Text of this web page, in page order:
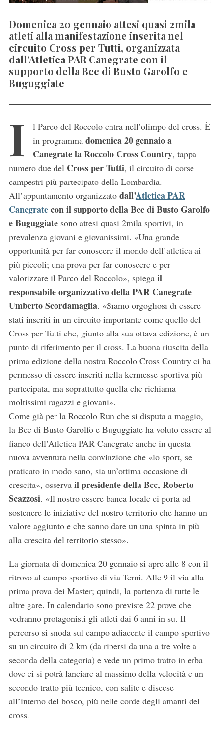
Domenica 20 gennaio attesi quasi 2mila
atleti alla manifestazione inserita nel
circuito Cross per Tutti, organizzata
dall’Atletica PAR Canegrate con il
supporto della Bcc di Busto Garolfo e
Buguggiate
I
l Parco del Roccolo entra nell’olimpo del cross. È
in programma domenica 20 gennaio a
Canegrate la Roccolo Cross Country, tappa
numero due del Cross per Tutti, il circuito di corse
campestri più partecipato della Lombardia.
All’appuntamento organizzato dall’Atletica PAR
Canegratecon il supporto della Bcc di Busto Garolfo
e Buguggiatesono attesi quasi 2mila sportivi, in
prevalenza giovani e giovanissimi. «Una grande
opportunità per far conoscere il mondo dell’atletica ai
più piccoli; una prova per far conoscere e per
valorizzare il Parco del Roccolo», spiega il
responsabile organizzativo della PAR Canegrate
Umberto Scordamaglia. «Siamo orgogliosi di essere
stati inseriti in un circuito importante come quello del
Cross per Tutti che, giunto alla sua ottava edizione, è un
punto di riferimento per il cross. La buona riuscita della
prima edizione della nostra Roccolo Cross Country ci ha
permesso di essere inseriti nella kermesse sportiva più
partecipata, ma soprattutto quella che richiama
moltissimi ragazzi e giovani».
Come già per la Roccolo Run che si disputa a maggio,
la Bcc di Busto Garolfo e Buguggiate ha voluto essere al
fianco dell’Atletica PAR Canegrate anche in questa
nuova avventura nella convinzione che «lo sport, se
praticato in modo sano, sia un’ottima occasione di
crescita», osserva il presidente della Bcc, Roberto
Scazzosi. «Il nostro essere banca locale ci porta ad
sostenere le iniziative del nostro territorio che hanno un
valore aggiunto e che sanno dare un una spinta in più
alla crescita del territorio stesso».
La giornata di domenica 20 gennaio si apre alle 8 con il
ritrovo al campo sportivo di via Terni. Alle 9 il via alla
prima prova dei Master; quindi, la partenza di tutte le
altre gare. In calendario sono previste 22 prove che
vedranno protagonisti gli atleti dai 6 anni in su. Il
percorso si snoda sul campo adiacente il campo sportivo
su un circuito di 2 km (da ripersi da una a tre volte a
seconda della categoria) e vede un primo tratto in erba
dove ci si potrà lanciare al massimo della velocità e un
secondo tratto più tecnico, con salite e discese
all’interno del bosco, più nelle corde degli amanti del
cross.